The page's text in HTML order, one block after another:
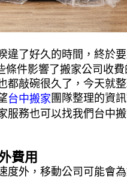
違了好久的時間，終於
條件影響了搬家公司收
都敲碗很久了，今天就
台中搬家 團隊整理的資
服務也可以找我們台中
費用
度外，移動公司可能會